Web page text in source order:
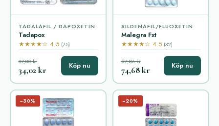
TADALAFIL / DAPOXETIN
Tadapox
★★★★☆ 4.5 (75)
37,80 kr
34,02 kr Köp nu
SILDENAFIL/FLUOXETIN
Malegra Fxt
★★★★☆ 4.5 (32)
87,86 kr
74,68 kr Köp nu
−30% −20%